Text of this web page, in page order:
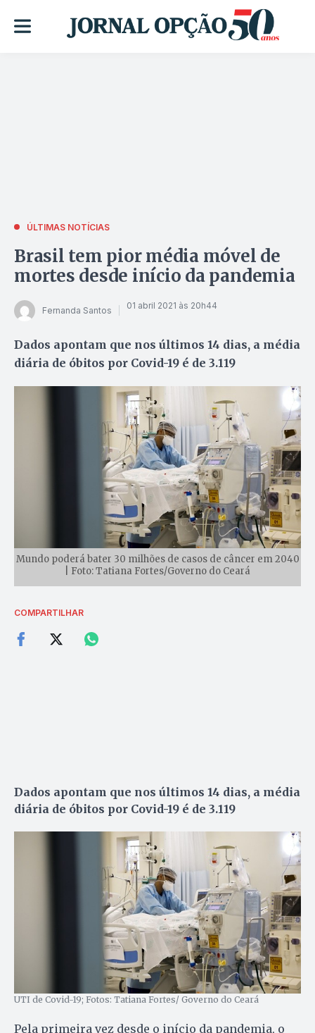
ÚLTIMAS NOTÍCIAS
Brasil tem pior média móvel de
mortes desde início da pandemia
Fernanda Santos 01 abril 2021 às 20h44
Dados apontam que nos últimos 14 dias, a média
diária de óbitos por Covid-19 é de 3.119
Mundo poderá bater 30 milhões de casos de câncer em 2040
| Foto: Tatiana Fortes/Governo do Ceará
COMPARTILHAR
Dados apontam que nos últimos 14 dias, a média
diária de óbitos por Covid-19 é de 3.119
UTI de Covid-19; Fotos: Tatiana Fortes/ Governo do Ceará
Pela primeira vez desde o início da pandemia, o